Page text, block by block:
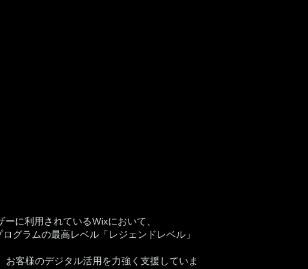
に利用されているWixにおいて、
グラムの最高レベル「レジェンドレベル」
客様のデジタル活用を力強く支援していま